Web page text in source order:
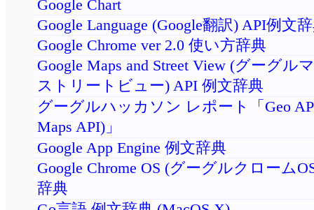
Google Chart
Google Language (Google翻訳) API例文
Google Chrome ver 2.0 使い方辞典
Google Maps and Street View (グーグル
ストリートビュー) API 例文辞典
グーグルハッカソン レポート「Geo
Maps API)」
Google App Engine 例文辞典
Google Chrome OS (グーグルクローム
辞典